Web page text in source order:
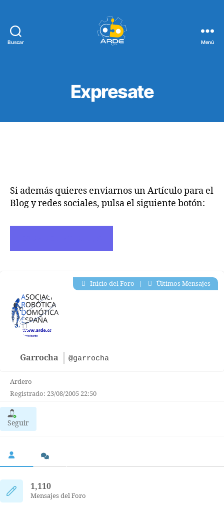
Buscar Menú
Expresate
Si además quieres enviarnos un Artículo para el
Blog y redes sociales, pulsa el siguiente botón:
Garrocha @garrocha
Inicio del Foro Últimos Mensajes
Ardero
Registrado: 23/08/2005 22:50
Seguir
1,110
Mensajes del Foro